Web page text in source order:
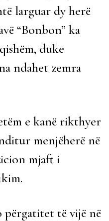
larguar dy herë
“Bonbon” ka
duke
ndahet zemra
e kanë rikthyer
menjëherë në
mjaft i
përgatitet të vijë në